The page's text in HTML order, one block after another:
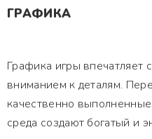
ГРАФИКА
Графика игры впечатляет
вниманием к деталям.
качественно
среда создают богатый и